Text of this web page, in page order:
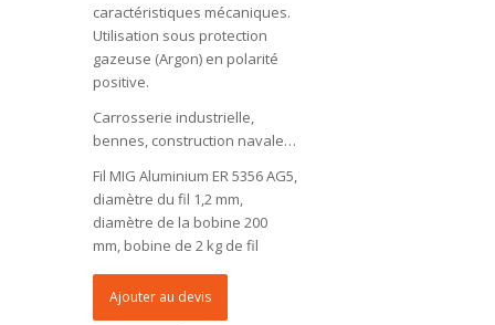
caractéristiques mécaniques.
Utilisation sous protection
gazeuse (Argon) en polarité
positive.
Carrosserie industrielle,
bennes, construction navale…
Fil MIG Aluminium ER 5356 AG5,
diamètre du fil 1,2 mm,
diamètre de la bobine 200
mm, bobine de 2 kg de fil
Ajouter au devis